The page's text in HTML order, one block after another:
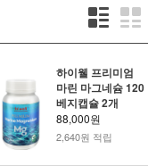
하이웰 프리미엄
마린 마그네슘 120
베지캡슐 2개
88,000원
2,640원 적립